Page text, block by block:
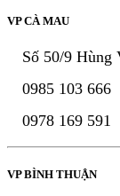
VP CÀ MAU
Số 50/9 Hùng
0985 103 666
0978 169 591
VP BÌNH THUẬN